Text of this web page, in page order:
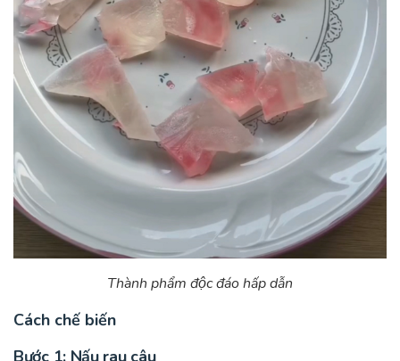
Thành phẩm độc đáo hấp dẫn
Cách chế biến
Bước 1: Nấu rau câu